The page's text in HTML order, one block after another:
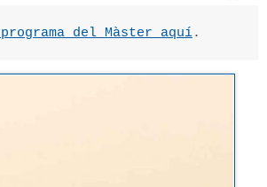
del Màster aquí.